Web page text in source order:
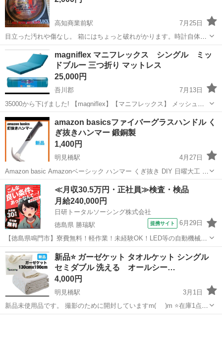
高知商業前駅
7月25日
目立った汚れや傷なし。 箱にはちょっと破れがかります。時計自体は
綺麗です。 電池入れるだけで時計は動きます。
高知 高知市
magniflex マニフレックス シングル ミッ
ドブルー 三つ折り マットレス
25,000円
吾川郡
7月13日
35000から下げました! 【magniflex】【マニフレックス】 メッシュ・
ウィング ミッドブルーセル 三つ折り マットレス 高反発 体圧分散 四
季を通じた快適性と使い勝手の良さで独走するベストセラーモデル。
高知 吾川郡 マニフレックス
amazon basicsファイバーグラスハンドル く
ぎ抜きハンマー 鍛銅製
1,400円
明見橋駅
4月27日
Amazon basic Amazonベーシック ハンマー くぎ抜き DIY 日曜大工 工
具 仕事 現場 点検 大工 建築 建設 グリップ トンカチ 金槌 かなづち キ
ャンプ テント設営 テント タープ 防災 災害 ブ...
高知 高知市 明見橋駅 寝具 ハンマー
≪月収30.5万円・正社員≫検査・検品
月給240,000円
日研トータルソーシング株式会社
徳島県 勝瑞駅
提携サイト 6月29日
【徳島県鳴門市】寮費無料！軽作業！未経験OK！LED等の自動機械加
工・検査・梱包・データ入力《お仕事No.NS0560》 お仕事について ス
マートフォンやパソコン、車などに使われるLED等の電子部品の製造
とそれに付帯する作...
徳島 鳴門市 勝瑞駅 その他
新品⭐️ ガーゼケット タオルケット シングル
セミダブル 洗える オールシー…
4,000円
明見橋駅
3月1日
新品未使用品です。 撮影のために開封していますm(_ _)m ⭐️在庫1点限
り⭐️ YUNZHOUガーゼケットタオルケットシングルセミダブルひざ掛